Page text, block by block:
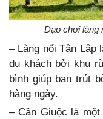
Dạo chơi làng
– Làng nổi Tân Lập
du khách bởi khu
bình giúp bạn trút
hàng ngày.
– Cần Giuộc là